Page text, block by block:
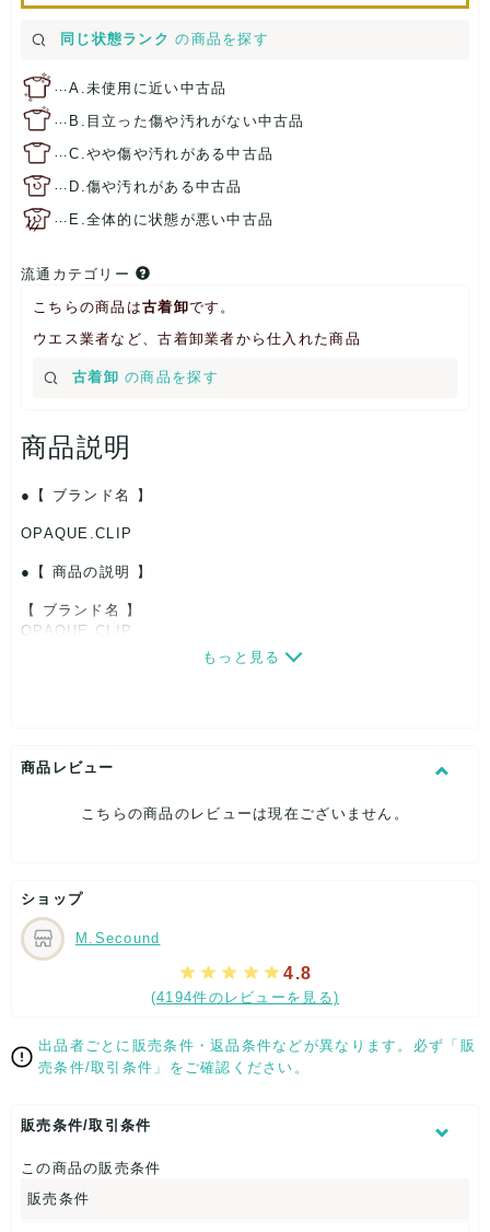
同じ状態ランク の商品を探す
…A.未使用に近い中古品
… B.目立った傷や汚れがない中古品
…C.やや傷や汚れがある中古品
… D.傷や汚れがある中古品
… E.全体的に状態が悪い中古品
流通カテゴリー
こちらの商品は古着卸です。
ウエス業者など、古着卸業者から仕入れた商品
古着卸 の商品を探す
商品説明
【 ブランド名 】
OPAQUE.CLIP
【 商品の説明 】
【 ブランド名 】
OPAQUE.CLIP
未使用 C OPAQUE.CLIP ツイードライク フェイクパールカー
簡易検品し写真撮影しておりますが見落としている可能性もあ
汚れ箇所のある写真がある場合は似たような汚れ箇所が複数あ
る可能性もあります。
もっと見る
商品レビュー
こちらの商品のレビューは現在ございません。
ショップ
M.Secound
4.8
(4194件のレビューを見る)
出品者ごとに販売条件・返品条件などが異なります。必ず「販
売条件/取引条件」をご確認ください。
販売条件/取引条件
この商品の販売条件
販売条件